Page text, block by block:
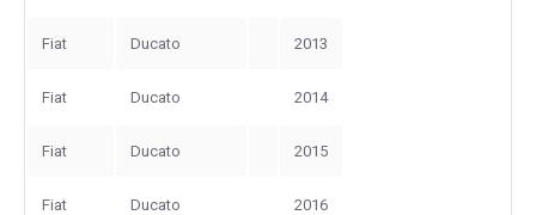
Fiat Ducato 2013
Fiat Ducato 2014
Fiat Ducato 2015
Fiat Ducato 2016